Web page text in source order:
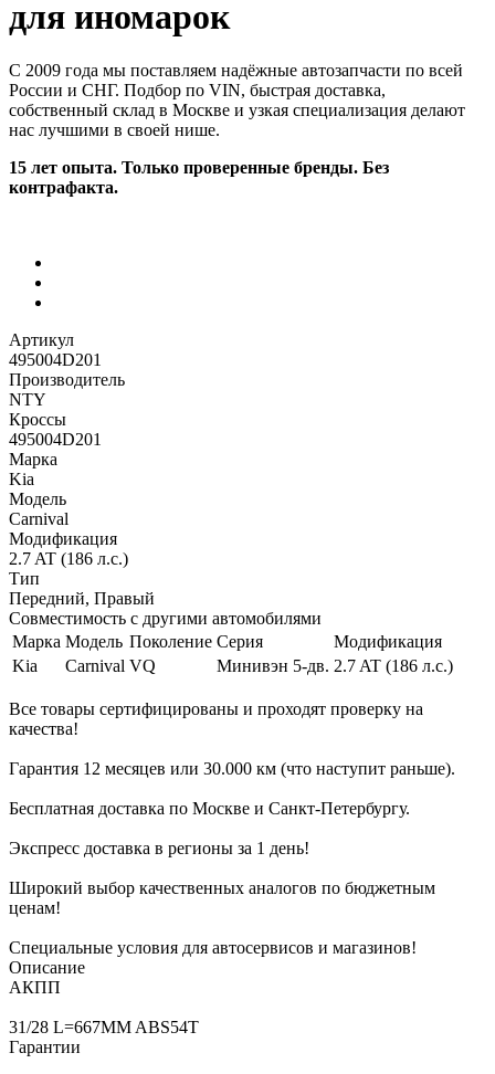
для иномарок
С 2009 года мы поставляем надёжные автозапчасти по всей
России и СНГ. Подбор по VIN, быстрая доставка,
собственный склад в Москве и узкая специализация делают
нас лучшими в своей нише.
15 лет опыта. Только проверенные бренды. Без
контрафакта.
Артикул
495004D201
Производитель
NTY
Кроссы
495004D201
Марка
Kia
Модель
Carnival
Модификация
2.7 AT (186 л.с.)
Тип
Передний, Правый
Совместимость с другими автомобилями
Марка Модель Поколение Серия
Модификация
Kia
Carnival VQ Минивэн 5-дв. 2.7 AT (186 л.с.)
Все товары сертифицированы и проходят проверку на
качества!
Гарантия 12 месяцев или 30.000 км (что наступит раньше).
Бесплатная доставка по Москве и Санкт-Петербургу.
Экспресс доставка в регионы за 1 день!
Широкий выбор качественных аналогов по бюджетным
ценам!
Специальные условия для автосервисов и магазинов!
Описание
АКПП
31/28 L=667MM ABS54T
Гарантии